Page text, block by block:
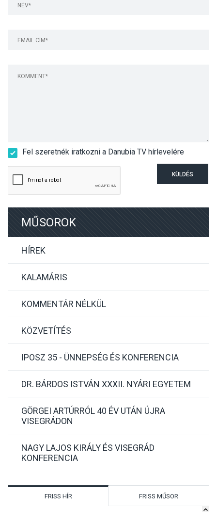
Fel szeretnék iratkozni a Danubia TV hírlevelére
KÜLDÉS
MŰSOROK
HÍREK
KALAMÁRIS
KOMMENTÁR NÉLKÜL
KÖZVETÍTÉS
IPOSZ 35 - ÜNNEPSÉG ÉS KONFERENCIA
DR. BÁRDOS ISTVÁN XXXII. NYÁRI EGYETEM
GÖRGEI ARTÚRRÓL 40 ÉV UTÁN ÚJRA
VISEGRÁDON
NAGY LAJOS KIRÁLY ÉS VISEGRÁD
KONFERENCIA
FRISS HÍR FRISS MŰSOR